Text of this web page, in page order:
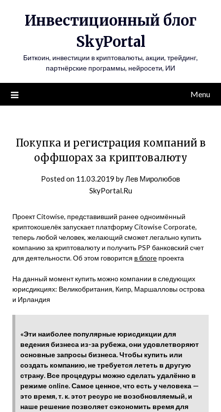
Инвестиционный блог
SkyPortal
Биткоин, инвестиции в криптовалюты, акции, трейдинг,
партнёрские программы, нейросети, ИИ
Menu
Покупка и регистрация компаний в
оффшорах за криптовалюту
Posted on 11.03.2019 byЛев Миролюбов
SkyPortal.Ru
Проект Citowise, представивший ранее одноимённый
криптокошелёк запускает платформу Citowise Corporate,
теперь любой человек, желающий сможет легально купить
компанию за криптовалюту и получить PSP банковский счет
для деятельности. Об этом говорится в блоге проекта
На данный момент купить можно компании в следующих
юрисдикциях: Великобритания, Кипр, Маршалловы острова
и Ирландия
«Эти наиболее популярные юрисдикции для
ведения бизнеса из-за рубежа, они удовлетворяют
основные запросы бизнеса. Чтобы купить или
создать компанию, не требуется лететь в другую
страну. Все процедуры можно сделать удалённо в
режиме online. Самое ценное, что есть у человека —
это время, т. к. этот ресурс не возобновляемый, и
наше решение позволяет сэкономить время для